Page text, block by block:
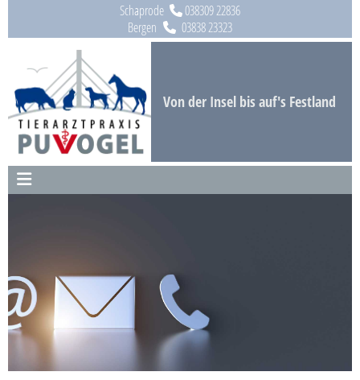
Zum Inhalt springenSchaprode 038309 22836
Bergen  03838 23323
Von der Insel bis auf's Festland